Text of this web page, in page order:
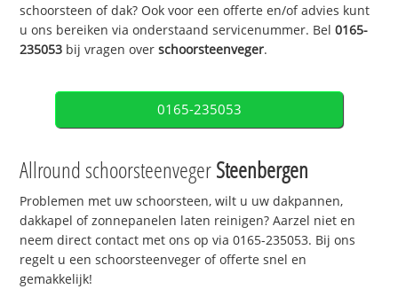
schoorsteen of dak? Ook voor een offerte en/of advies kunt
u ons bereiken via onderstaand servicenummer. Bel0165-
235053 bij vragen overschoorsteenveger.
0165-235053
Allround schoorsteenvegerSteenbergen
Problemen met uw schoorsteen, wilt u uw dakpannen,
dakkapel of zonnepanelen laten reinigen? Aarzel niet en
neem direct contact met ons op via 0165-235053. Bij ons
regelt u een schoorsteenveger of offerte snel en
gemakkelijk!